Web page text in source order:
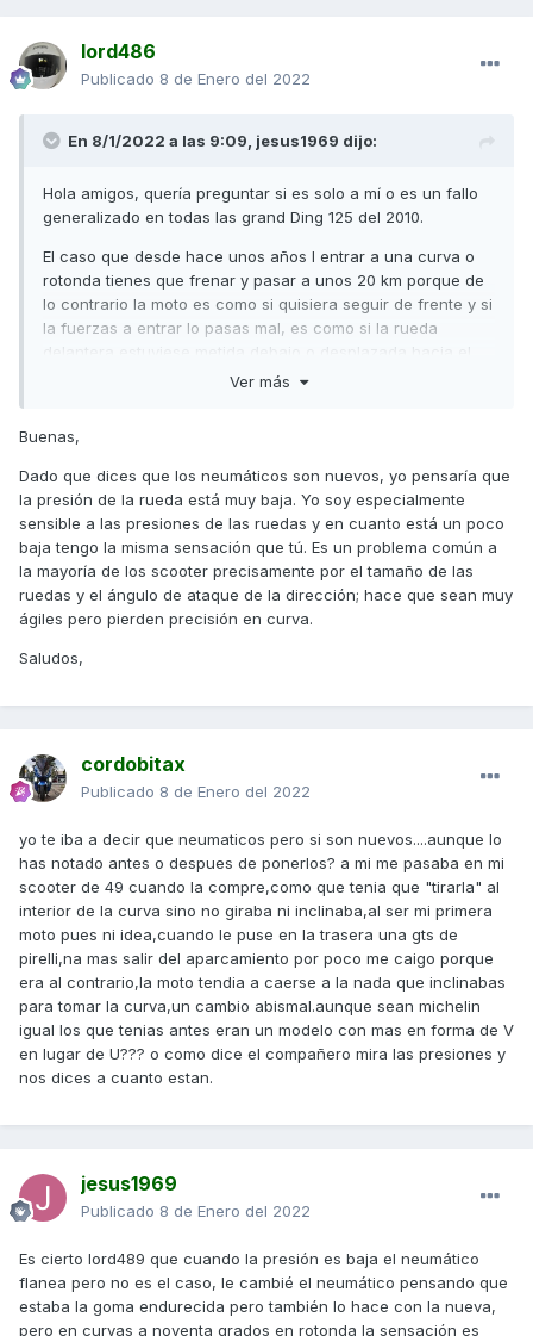
lord486
Publicado 8 de Enero del 2022
En 8/1/2022 a las 9:09, jesus1969 dijo:
Hola amigos, quería preguntar si es solo a mí o es un fallo
generalizado en todas las grand Ding 125 del 2010.
El caso que desde hace unos años l entrar a una curva o
rotonda tienes que frenar y pasar a unos 20 km porque de
lo contrario la moto es como si quisiera seguir de frente y si
la fuerzas a entrar lo pasas mal, es como si la rueda
delantera estuviese metida debajo o desplazada hacia el
radiador y al notarla como muy resta. La moto no ha tenido
la geometría o el ángulo de la moto, pero como no entiendo
de estos temas me interesaría cualquier comentario.
Gracias
Ver más
Buenas,
Dado que dices que los neumáticos son nuevos, yo pensaría que
la presión de la rueda está muy baja. Yo soy especialmente
sensible a las presiones de las ruedas y en cuanto está un poco
baja tengo la misma sensación que tú. Es un problema común a
la mayoría de los scooter precisamente por el tamaño de las
ruedas y el ángulo de ataque de la dirección; hace que sean muy
ágiles pero pierden precisión en curva.
Saludos,
cordobitax
Publicado 8 de Enero del 2022
yo te iba a decir que neumaticos pero si son nuevos....aunque lo
has notado antes o despues de ponerlos? a mi me pasaba en mi
scooter de 49 cuando la compre,como que tenia que "tirarla" al
interior de la curva sino no giraba ni inclinaba,al ser mi primera
moto pues ni idea,cuando le puse en la trasera una gts de
pirelli,na mas salir del aparcamiento por poco me caigo porque
era al contrario,la moto tendia a caerse a la nada que inclinabas
para tomar la curva,un cambio abismal.aunque sean michelin
igual los que tenias antes eran un modelo con mas en forma de V
en lugar de U??? o como dice el compañero mira las presiones y
nos dices a cuanto estan.
jesus1969
Publicado 8 de Enero del 2022
Es cierto lord489 que cuando la presión es baja el neumático
flanea pero no es el caso, le cambié el neumático pensando que
estaba la goma endurecida pero también lo hace con la nueva,
pero en curvas a noventa grados en rotonda la sensación es